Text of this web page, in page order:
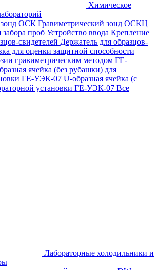
Химическое
зонд ОСК Гравиметрический зонд ОСКЦ
проб Устройство ввода Крепление
свидетелей Держатель для образцов-
для оценки защитной способности
гравиметрическим методом ГЕ-
ячейка (без рубашки) для
ГЕ-УЭК-07 U-образная ячейка (с
установки ГЕ-УЭК-07 Все
Лабораторные холодильники и